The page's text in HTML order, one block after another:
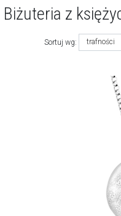
Biżuteria z
Sortuj wg: trafności